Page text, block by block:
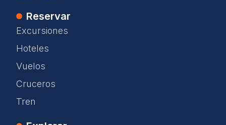
Reservar
Excursiones
Hoteles
Vuelos
Cruceros
Tren